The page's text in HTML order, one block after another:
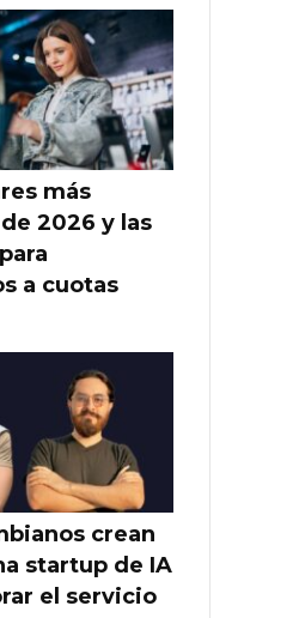
más
2026 y las
a cuotas
crean
startup de IA
el servicio